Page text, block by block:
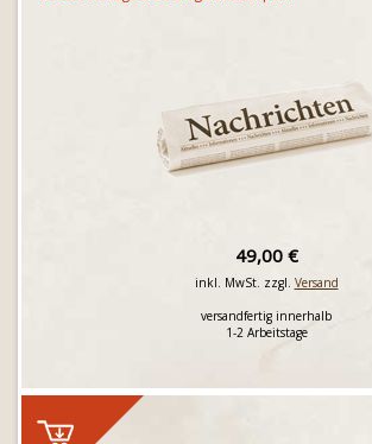
49,00 €
inkl. MwSt. zzgl. Versand
versandfertig innerhalb
1-2 Arbeitstage